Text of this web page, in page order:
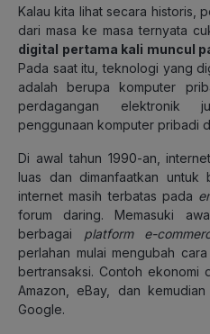
Kalau kita lihat secara historis,
dari masa ke masa ternyata
digital pertama kali muncul
Pada saat itu, teknologi yang
adalah berupa komputer
perdagangan elektronik
penggunaan komputer pribadi
Di awal tahun 1990-an,
luas dan dimanfaatkan untuk
internet masih terbatas pada
forum daring. Memasuki
berbagai platform e-
perlahan mulai mengubah
bertransaksi. Contoh ekonomi
Amazon, eBay, dan
Google.